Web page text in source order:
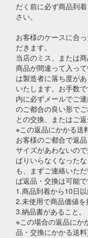
だく前に必ず商品到
さい。
お客様のケースに合
だきます。
当店のミス、または
商品が間違って入っ
は製造者に落ち度が
いたします。お手数
内に必ずメールでご
のご都合の良い形で
との交換、またはご
※この返品にかかる送
お客様のご都合で返
サイズがあわないの
ぱりいらなくなった
も、まずご連絡いた
ば返品・交換は可能で
1.商品到着から10日
2.未使用で商品価値を
3.納品書があること。
※この場合の返品にか
品・交換にかかる送